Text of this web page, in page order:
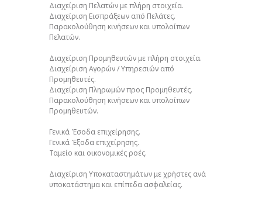
Διαχείριση Πελατών με πλήρη στοιχεία.
Διαχείριση Εισπράξεων από Πελάτες.
Παρακολούθηση κινήσεων και υπολοίπων
Πελατών.
Διαχείριση Προμηθευτών με πλήρη στοιχεία.
Διαχείριση Αγορών / Υπηρεσιών από
Προμηθευτές.
Διαχείριση Πληρωμών προς Προμηθευτές.
Παρακολούθηση κινήσεων και υπολοίπων
Προμηθευτών.
Γενικά Έσοδα επιχείρησης.
Γενικά Έξοδα επιχείρησης.
Ταμείο και οικονομικές ροές.
Διαχείριση Υποκαταστημάτων με χρήστες ανά
υποκατάστημα και επίπεδα ασφαλείας.